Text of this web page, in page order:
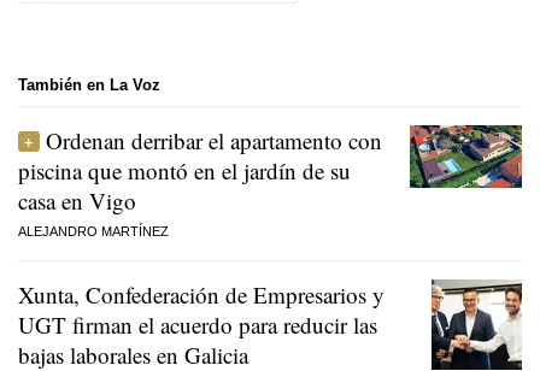
También en La Voz
Ordenan derribar el apartamento con
piscina que montó en el jardín de su
casa en Vigo
ALEJANDRO MARTÍNEZ
Xunta, Confederación de Empresarios y
UGT firman el acuerdo para reducir las
bajas laborales en Galicia